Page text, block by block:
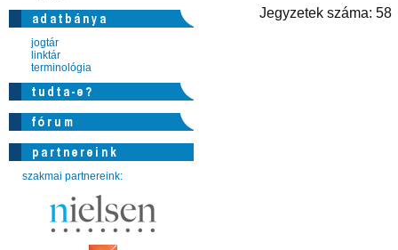
jogtár
linktár
terminológia
szakmai partnereink:
Jegyzetek száma: